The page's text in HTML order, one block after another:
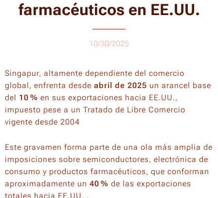
farmacéuticos en EE.UU.
10/30/2025
Singapur, altamente dependiente del comercio
global, enfrenta desde abril de 2025 un arancel base
del 10 % en sus exportaciones hacia EE.UU.,
impuesto pese a un Tratado de Libre Comercio
vigente desde 2004
Este gravamen forma parte de una ola más amplia de
imposiciones sobre semiconductores, electrónica de
consumo y productos farmacéuticos, que conforman
aproximadamente un 40 % de las exportaciones
totales hacia EE.UU. .